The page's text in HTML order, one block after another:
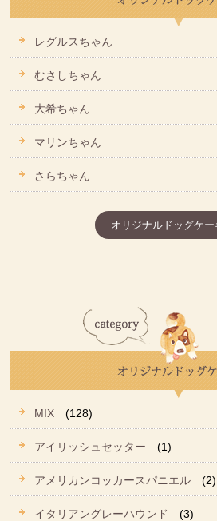
レグルスちゃん
むさしちゃん
大希ちゃん
マリンちゃん
さらちゃん
オリジナルドッグケー
MIX (128)
アイリッシュセッター (1)
アメリカンコッカースパニエル (2)
イタリアングレーハウンド (3)